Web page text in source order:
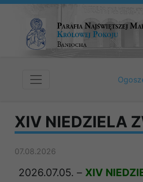
XIV NIEDZIELA
07.08.2026
2026.07.05. – XIV